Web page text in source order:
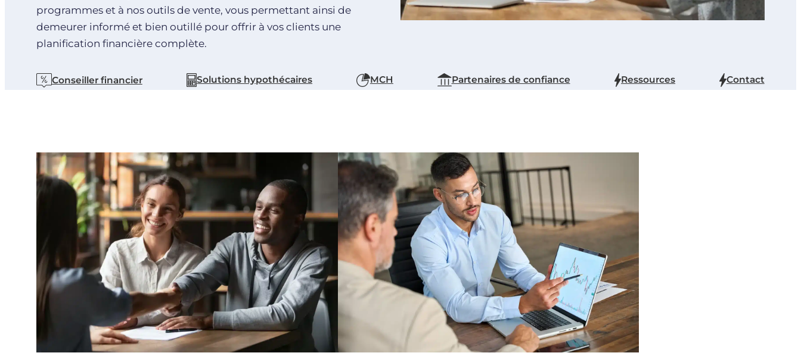
programmes et à nos outils de vente, vous permettant ainsi de
demeurer informé et bien outillé pour offrir à vos clients une
planification financière complète.
Conseiller financier Solutions hypothécaires MCH Partenaires de confiance Ressources Contact